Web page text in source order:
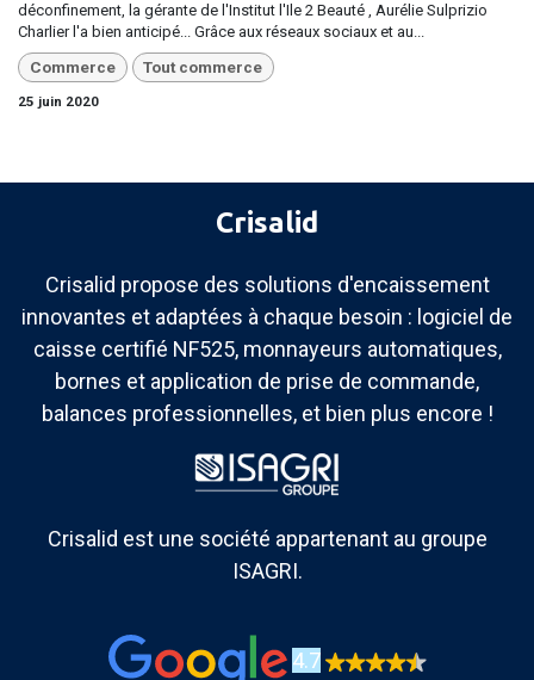
déconfinement, la gérante de l'Institut l'Ile 2 Beauté , Aurélie Sulprizio
Charlier l'a bien anticipé... Grâce aux réseaux sociaux et au...
Commerce Tout commerce
25 juin 2020
Crisalid
Crisalid propose des solutions d'encaissement
innovantes et adaptées à chaque besoin : logiciel de
caisse certifié NF525, monnayeurs automatiques,
bornes et application de prise de commande,
balances professionnelles, et bien plus encore !
Crisalid est une société appartenant au groupe
ISAGRI.
4.7